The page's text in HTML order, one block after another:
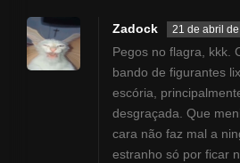
Zadock 21 de abril
Pegos no flagra, kkk.
bando de figurantes
escória,
desgraçada. Que
cara não faz mal a
estranho só por ficar